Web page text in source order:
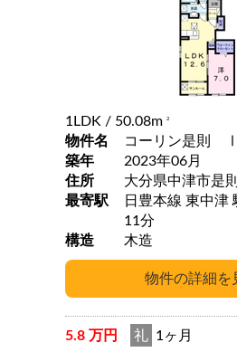
1LDK / 50.08m 2
物件名
コーリン是則 Ⅰ
築年
2023年06月
住所
大分県中津市是則
最寄駅
日豊本線 東中津 駅 徒歩
11分
構造
木造
5.8 万円 礼 1ヶ月